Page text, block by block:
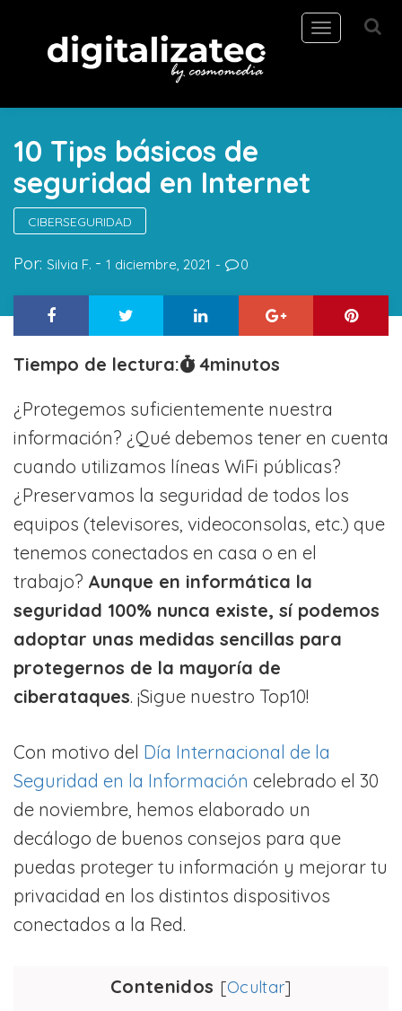
Toggle
navigation
10 Tips básicos de
seguridad en Internet
CIBERSEGURIDAD
Por: Silvia F. 1 diciembre, 2021 0
Tiempo de lectura: 4minutos
¿Protegemos suficientemente nuestra
información? ¿Qué debemos tener en cuenta
cuando utilizamos líneas WiFi públicas?
¿Preservamos la seguridad de todos los
equipos (televisores, videoconsolas, etc.) que
tenemos conectados en casa o en el
trabajo? Aunque en informática la
seguridad 100% nunca existe, sí podemos
adoptar unas medidas sencillas para
protegernos de la mayoría de
ciberataques. ¡Sigue nuestro Top10!
Con motivo del Día Internacional de la
Seguridad en la Información celebrado el 30
de noviembre, hemos elaborado un
decálogo de buenos consejos para que
puedas proteger tu información y mejorar tu
privacidad en los distintos dispositivos
conectados a la Red.
Contenidos [Ocultar]